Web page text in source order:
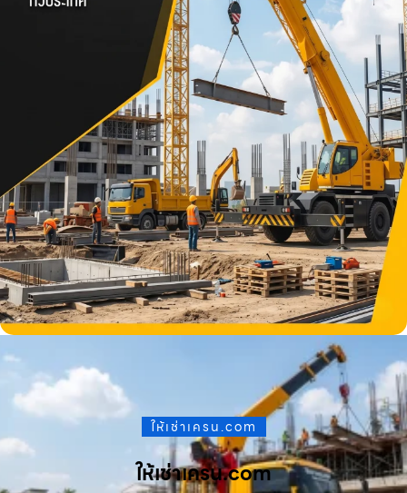
ให้เช่าเครน.com
ให้เช่าเครน.com